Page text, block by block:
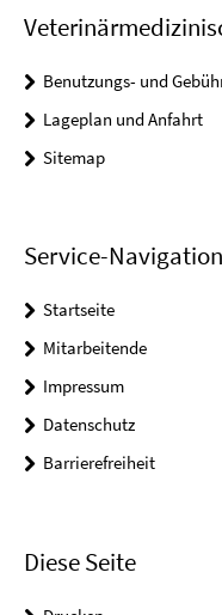
Benutzungs- und
Lageplan und Anfahrt
Sitemap
Service-Navigation
Startseite
Mitarbeitende
Impressum
Datenschutz
Barrierefreiheit
Diese Seite